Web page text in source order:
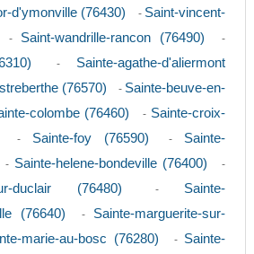
d'ymonville (76430) - Saint-vincent-
- Saint-wandrille-rancon (76490) -
- Sainte-agathe-d'aliermont
(76570) - Sainte-beuve-en-
colombe (76460) - Sainte-croix-
- Sainte-foy (76590) - Sainte-
- Sainte-helene-bondeville (76400) -
duclair (76480) - Sainte-
(76640)
- Sainte-marguerite-sur-
marie-au-bosc (76280) - Sainte-